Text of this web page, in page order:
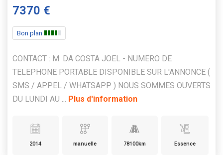
7370 €
Bon plan
CONTACT : M. DA COSTA JOEL - NUMERO DE
TELEPHONE PORTABLE DISPONIBLE SUR L'ANNONCE (
SMS / APPEL / WHATSAPP ) NOUS SOMMES OUVERTS
DU LUNDI AU ... Plus d'information
2014 manuelle 78100km Essence